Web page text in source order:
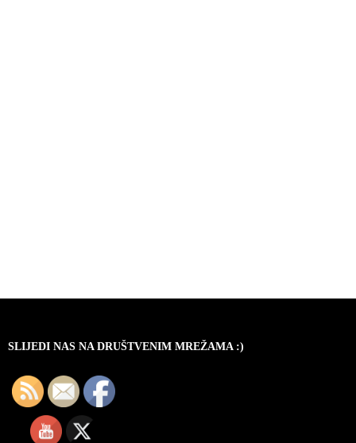
SLIJEDI NAS NA DRUŠTVENIM MREŽAMA :)